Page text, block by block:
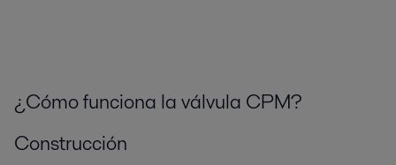
¿Cómo funciona la válvula CPM?
Construcción